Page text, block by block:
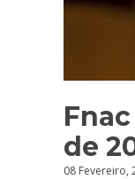
de
08 Fevereiro,